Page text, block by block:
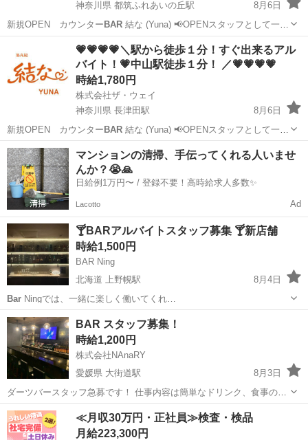
神奈川県 都筑ふれあいの丘駅
8月6日
新規OPEN カウンター BAR結な (Yuna) 📢OPENスタッフとして一緒
に楽しく働きませんか？ 【😊平均年齢は30代～50代のスタッフばかり
です😊】 【お仕事内容】 カウンター内でドリ...
横浜市 都筑ふれあいの丘駅 その他 スタッフ
💗💗💗💗＼駅から徒歩１分！すぐ出来るアル
バイト！💗中山駅徒歩１分！ ／💗💗💗💗
時給1,780円
株式会社ザ・ウェイ
神奈川県 長津田駅
8月6日
新規OPEN カウンター BAR結な (Yuna) 📢OPENスタッフとして一緒
に楽しく働きませんか？ 【😊平均年齢は30代～50代のスタッフばかり
です😊】 【お仕事内容】 カウンター内でドリ...
神奈川 横浜市 その他 スタッフ
マンションの清掃、手伝ってくれる人いませ
んか？😭🙏
日給例1万円〜 / 登録不要！高時給求人多数✨
Lacotto Ad
🍸BARアルバイトスタッフ募集 🍸新店舗
時給1,500円
BAR Ning
北海道 上野幌駅
8月4日
BarNingでは、一緒に楽しく働いてくれ…
北海道 北広島市 上野幌駅 その他
BAR スタッフ募集！
時給1,200円
株式会社NAnaRY
愛媛県 大街道駅
8月3日
ダーツバースタッフ急募です！ 仕事内容は簡単なドリンク、食事の提
供、グラス洗いや片付け等 簡単な作業になります。 カラオケ、ダー
ツ、お酒好きな方よろしくお願いします。 ダーツ未経験、お酒飲めな
くても大丈夫です。
愛媛 松山市 大街道駅 バーテンダー スタッフ
≪月収30万円・正社員≫検査・検品
月給223,300円